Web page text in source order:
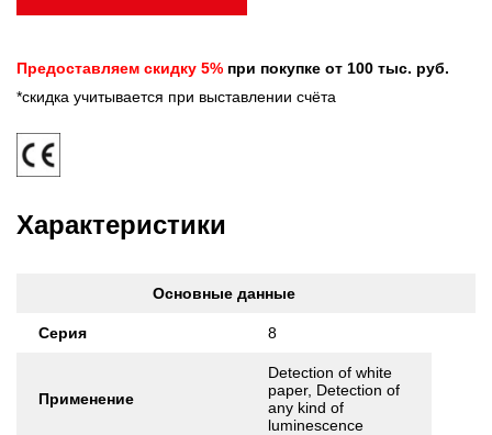
Предоставляем скидку 5% при покупке от 100 тыс. руб.
*скидка учитывается при выставлении счёта
Характеристики
Основные данные
Серия 8
Применение
Detection of white
paper, Detection of
any kind of
luminescence